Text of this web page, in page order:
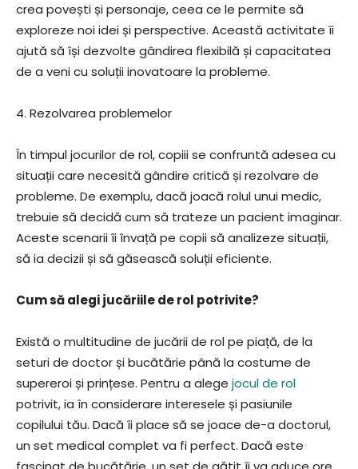
crea povești și personaje, ceea ce le permite să
exploreze noi idei și perspective. Această activitate îi
ajută să își dezvolte gândirea flexibilă și capacitatea
de a veni cu soluții inovatoare la probleme.
4. Rezolvarea problemelor
În timpul jocurilor de rol, copiii se confruntă adesea cu
situații care necesită gândire critică și rezolvare de
probleme. De exemplu, dacă joacă rolul unui medic,
trebuie să decidă cum să trateze un pacient imaginar.
Aceste scenarii îi învață pe copii să analizeze situații,
să ia decizii și să găsească soluții eficiente.
Cum să alegi jucăriile de rol potrivite?
Există o multitudine de jucării de rol pe piață, de la
seturi de doctor și bucătărie până la costume de
supereroi și prințese. Pentru a alege jocul de rol
potrivit, ia în considerare interesele și pasiunile
copilului tău. Dacă îi place să se joace de-a doctorul,
un set medical complet va fi perfect. Dacă este